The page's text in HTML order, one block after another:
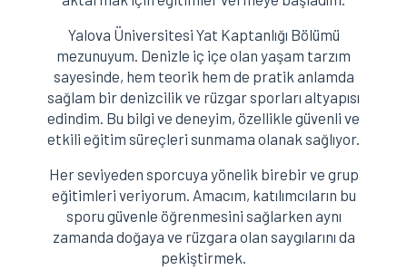
Yalova Üniversitesi Yat Kaptanlığı Bölümü
mezunuyum. Denizle iç içe olan yaşam tarzım
sayesinde, hem teorik hem de pratik anlamda
sağlam bir denizcilik ve rüzgar sporları altyapısı
edindim. Bu bilgi ve deneyim, özellikle güvenli ve
etkili eğitim süreçleri sunmama olanak sağlıyor.
Her seviyeden sporcuya yönelik birebir ve grup
eğitimleri veriyorum. Amacım, katılımcıların bu
sporu güvenle öğrenmesini sağlarken aynı
zamanda doğaya ve rüzgara olan saygılarını da
pekiştirmek.